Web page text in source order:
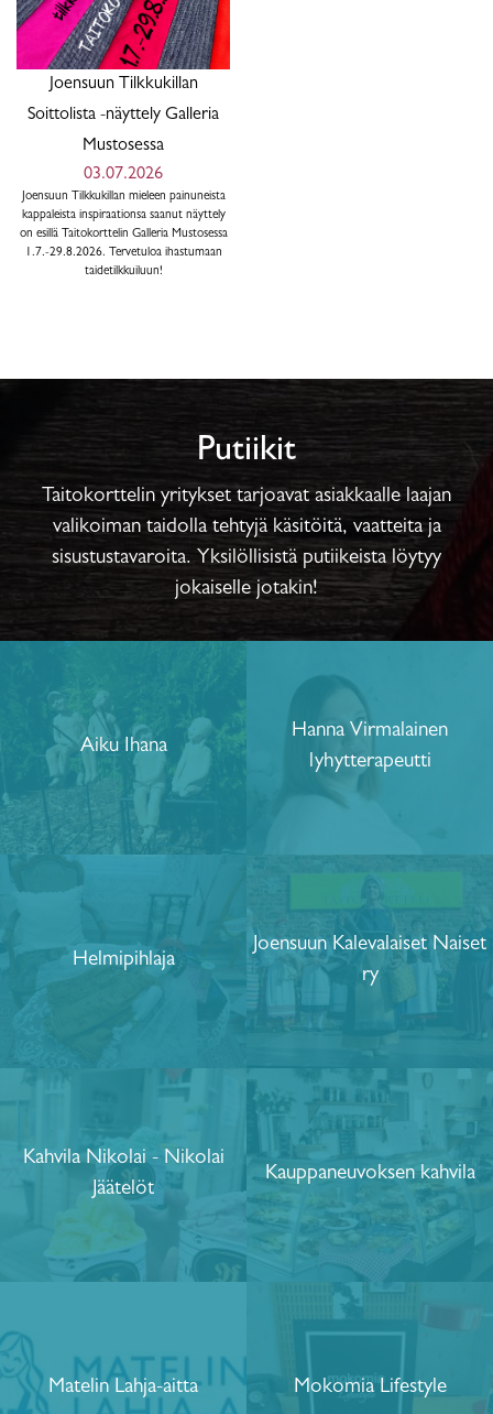
Joensuun Tilkkukillan
Soittolista -näyttely Galleria
Mustosessa
03.07.2026
Joensuun Tilkkukillan mieleen painuneista
kappaleista inspiraationsa saanut näyttely
on esillä Taitokorttelin Galleria Mustosessa
1.7.-29.8.2026. Tervetuloa ihastumaan
taidetilkkuiluun!
Putiikit
Taitokorttelin yritykset tarjoavat asiakkaalle laajan
valikoiman taidolla tehtyjä käsitöitä, vaatteita ja
sisustustavaroita. Yksilöllisistä putiikeista löytyy
jokaiselle jotakin!
Aiku Ihana
Hanna Virmalainen
lyhytterapeutti
Helmipihlaja
Joensuun Kalevalaiset Naiset
ry
Kahvila Nikolai - Nikolai
Jäätelöt
Kauppaneuvoksen kahvila
Matelin Lahja-aitta Mokomia Lifestyle